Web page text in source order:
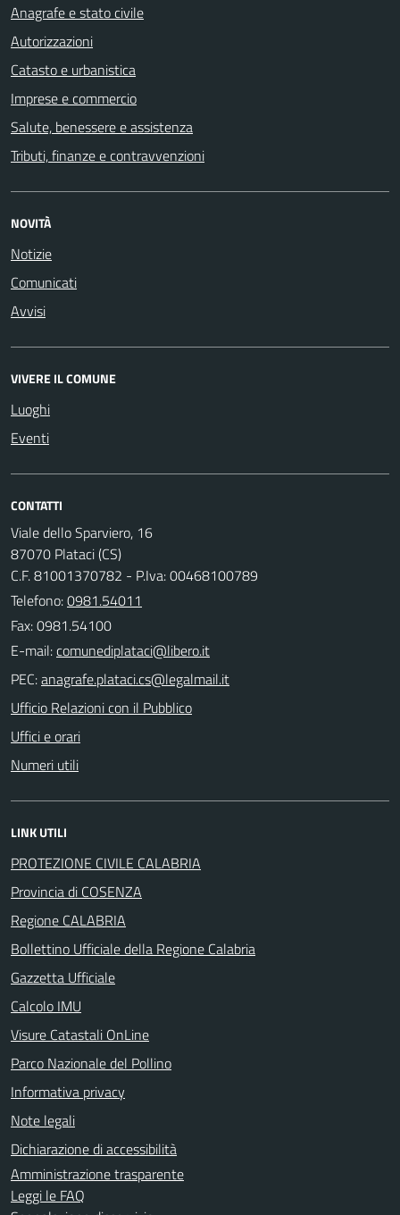
Anagrafe e stato civile
Autorizzazioni
Catasto e urbanistica
Imprese e commercio
Salute, benessere e assistenza
Tributi, finanze e contravvenzioni
NOVITÀ
Notizie
Comunicati
Avvisi
VIVERE IL COMUNE
Luoghi
Eventi
CONTATTI
Viale dello Sparviero, 16
87070 Plataci (CS)
C.F. 81001370782 - P.Iva: 00468100789
Telefono:0981.54011
Fax: 0981.54100
E-mail:
PEC:
Ufficio Relazioni con il Pubblico
Uffici e orari
Numeri utili
LINK UTILI
PROTEZIONE CIVILE CALABRIA
Provincia di COSENZA
Regione CALABRIA
Bollettino Ufficiale della Regione Calabria
Gazzetta Ufficiale
Calcolo IMU
Visure Catastali OnLine
Parco Nazionale del Pollino
Informativa privacy
Note legali
Dichiarazione di accessibilità
Amministrazione trasparente
Leggi le FAQ